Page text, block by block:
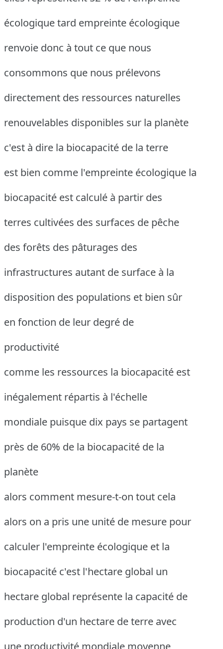
écologique tard empreinte écologique
renvoie donc à tout ce que nous
consommons que nous prélevons
directement des ressources naturelles
renouvelables disponibles sur la planète
c'est à dire la biocapacité de la terre
est bien comme l'empreinte écologique la
biocapacité est calculé à partir des
terres cultivées des surfaces de pêche
des forêts des pâturages des
infrastructures autant de surface à la
disposition des populations et bien sûr
en fonction de leur degré de
productivité
comme les ressources la biocapacité est
inégalement répartis à l'échelle
mondiale puisque dix pays se partagent
près de 60% de la biocapacité de la
planète
alors comment mesure-t-on tout cela
alors on a pris une unité de mesure pour
calculer l'empreinte écologique et la
biocapacité c'est l'hectare global un
hectare global représente la capacité de
production d'un hectare de terre avec
une productivité mondiale moyenne